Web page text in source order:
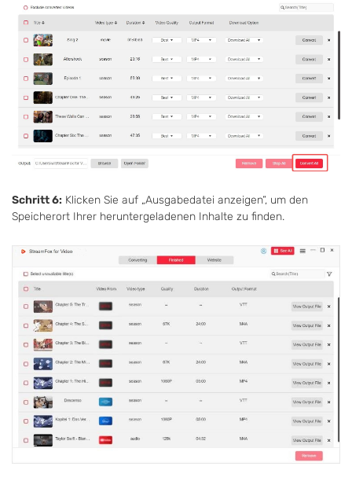
Schritt 6: Klicken Sie auf „Ausgabedatei anzeigen“, um den
Speicherort Ihrer heruntergeladenen Inhalte zu finden.